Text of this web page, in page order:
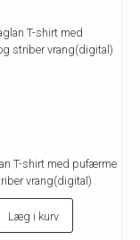
T-shirt med pufærme
vrang(digital)
Læg i kurv